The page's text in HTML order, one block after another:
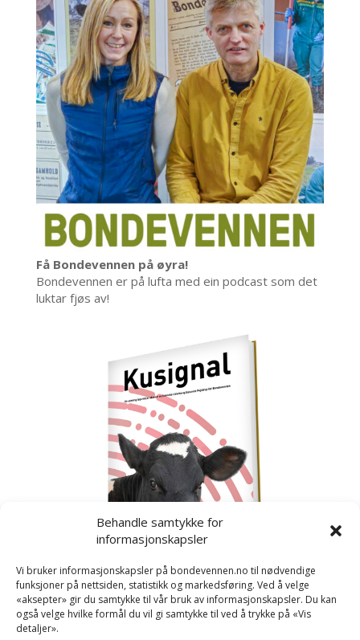
Behandle samtykke for
informasjonskapsler
Vi bruker informasjonskapsler på bondevennen.no til nødvendige
funksjoner på nettsiden, statistikk og markedsføring. Ved å velge
«aksepter» gir du samtykke til vår bruk av informasjonskapsler. Du kan
også velge hvilke formål du vil gi samtykke til ved å trykke på «Vis
detaljer».
Få Bondevennen på øyra!
Bondevennen er på lufta med ein podcast som det
luktar fjøs av!
Kusignal